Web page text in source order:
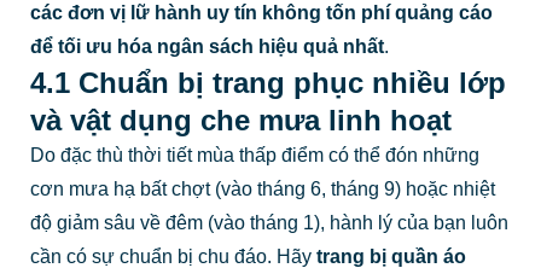
các đơn vị lữ hành uy tín không tốn phí quảng cáo
để tối ưu hóa ngân sách hiệu quả nhất.
4.1 Chuẩn bị trang phục nhiều lớp
và vật dụng che mưa linh hoạt
Do đặc thù thời tiết mùa thấp điểm có thể đón những
cơn mưa hạ bất chợt (vào tháng 6, tháng 9) hoặc nhiệt
độ giảm sâu về đêm (vào tháng 1), hành lý của bạn luôn
cần có sự chuẩn bị chu đáo. Hãytrang bị quần áo